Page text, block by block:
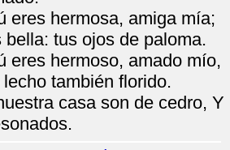
eres hermosa, amiga mía;
tus ojos de paloma.
eres hermoso, amado mío,
también florido.
casa son de cedro, Y